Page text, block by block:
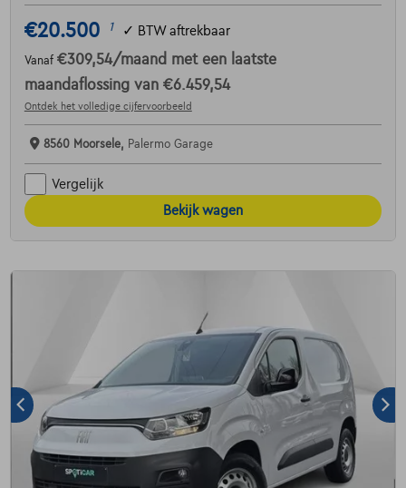
€20.500 1 ✓ BTW aftrekbaar
Vanaf €309,54/maand met een laatste
maandaflossing van €6.459,54
Ontdek het volledige cijfervoorbeeld
8560 Moorsele, Palermo Garage
Vergelijk
Bekijk wagen